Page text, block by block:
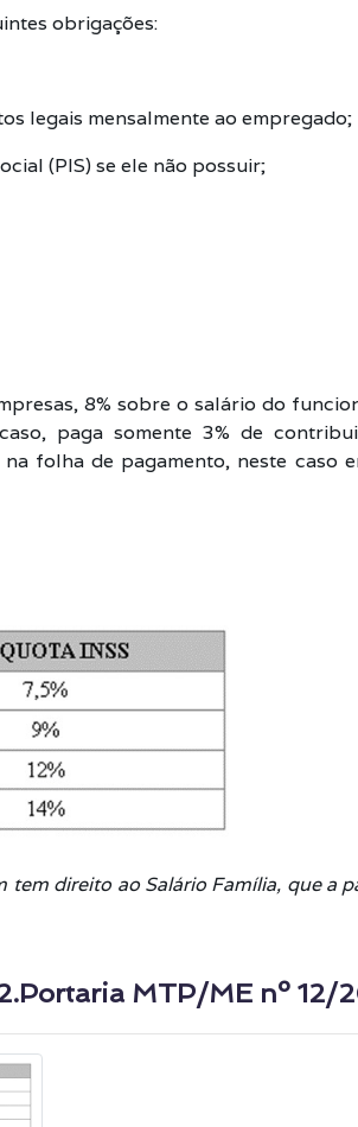
obrigações:
legais mensalmente ao empregado;
(PIS) se ele não possuir;
8% sobre o salário do
paga somente 3% de
folha de pagamento, neste caso
direito ao Salário Família, que a
MTP/ME nº 12/